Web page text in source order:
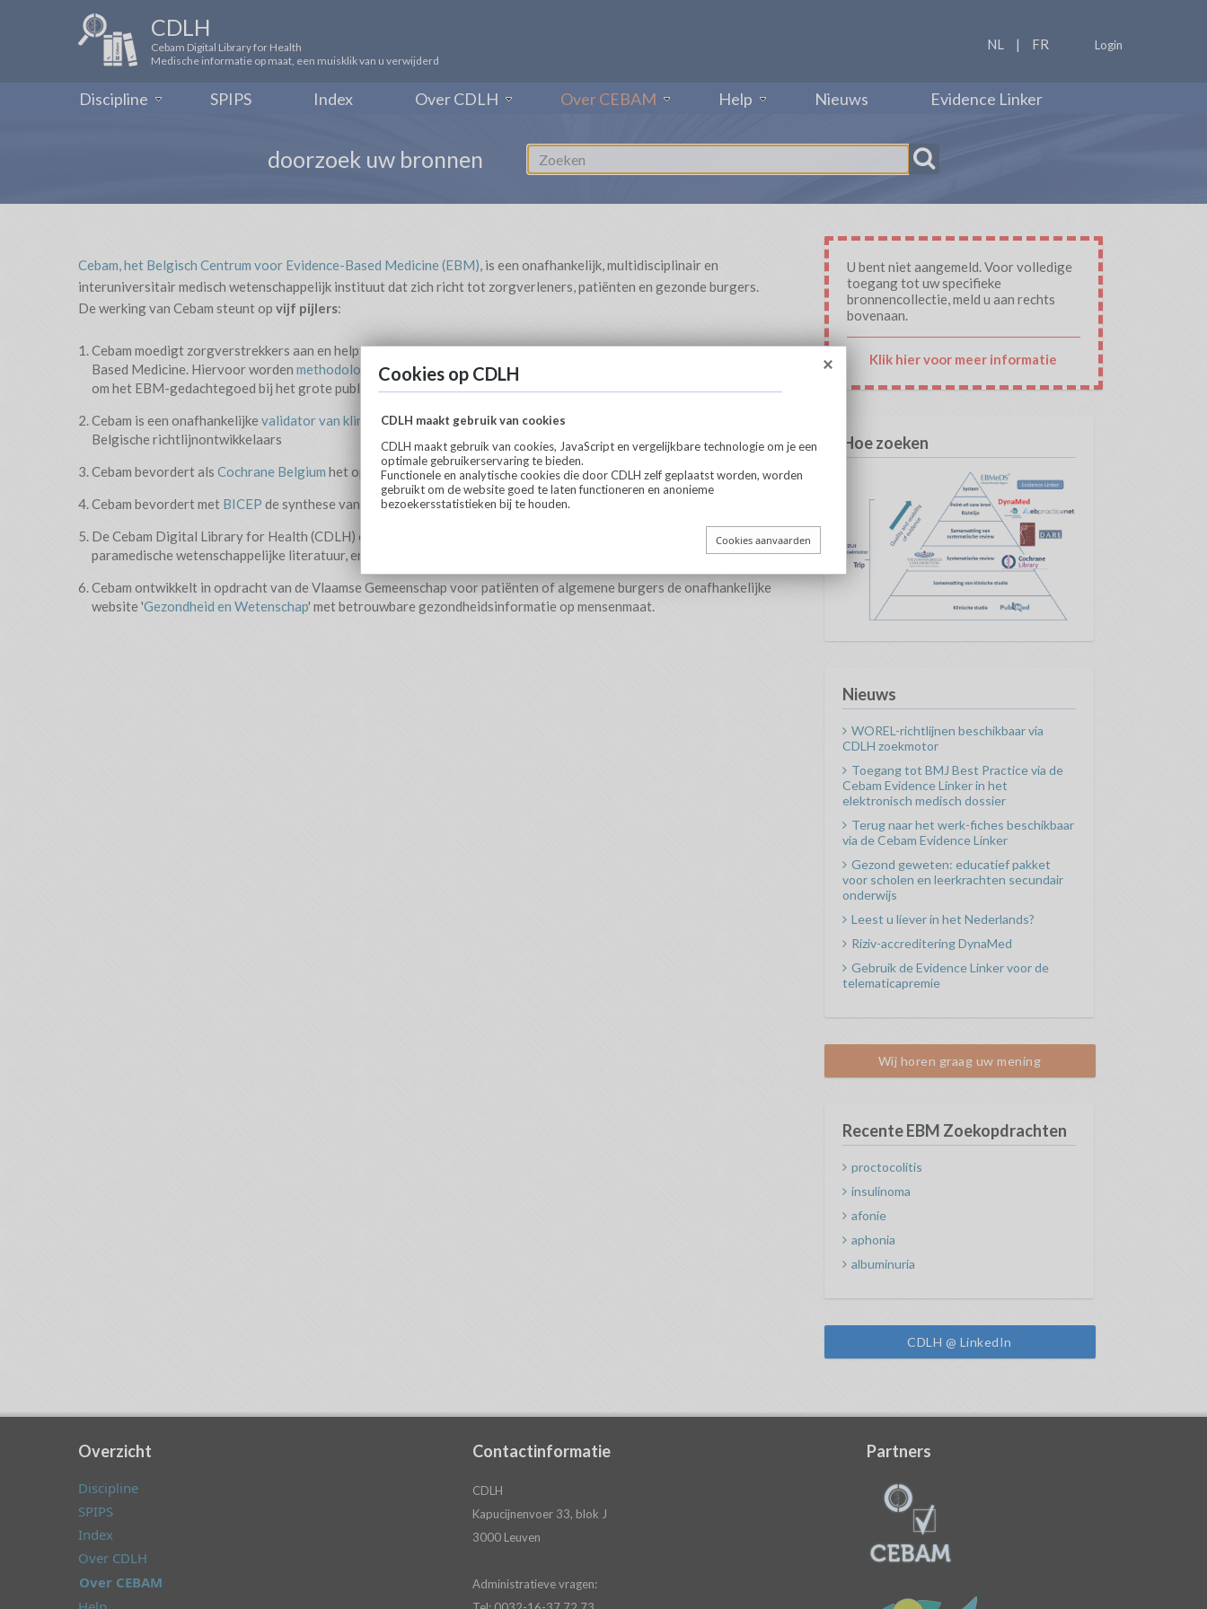
CDLH
Cebam Digital Library for Health
Medische informatie op maat, een muisklik van u verwijderd
Login
NL | FR
Discipline SPIPS Index Over CDLH Over CEBAM Help Nieuws Evidence Linker
doorzoek uw bronnen
Cebam, het Belgisch Centrum voor Evidence-Based Medicine (EBM) , is een onafhankelijk, multidisciplinair en
interuniversitair medisch wetenschappelijk instituut dat zich richt tot zorgverleners, patiënten en gezonde burgers.
De werking van Cebam steunt op vijf pijlers:
Cebam moedigt zorgverstrekkers aan en helpt hen om in hun dagelijkse praktijk gebruik te maken van Evidence-
Based Medicine. Hiervoor worden methodologische cursussengeorganiseerd. Het instituut streeft er tevens naar
om het EBM-gedachtegoed bij het grote publiek bekend te maken.
Cebam is een onafhankelijke validator van klinische praktijkrichtlijnenen geeft methodologische ondersteuning aan
Belgische richtlijnontwikkelaars
Cebam bevordert als Cochrane Belgium het opstellen, onderhouden en verspreiden van Systematische Reviews.
Cebam bevordert met BICEP de synthese van evidence als collaborating centre van het Joanna Briggs Institute.
De Cebam Digital Library for Health (CDLH) opent voor elke zorgverlener een venster op objectieve medische en
paramedische wetenschappelijke literatuur, en dit tegen een betaalbare prijs.
Cebam ontwikkelt in opdracht van de Vlaamse Gemeenschap voor patiënten of algemene burgers de onafhankelijke
website 'Gezondheid en Wetenschap' met betrouwbare gezondheidsinformatie op mensenmaat.
U bent niet aangemeld. Voor volledige
toegang tot uw specifieke
bronnencollectie, meld u aan rechts
bovenaan.
Klik hier voor meer informatie
Hoe zoeken
Nieuws
WOREL-richtlijnen beschikbaar via
CDLH zoekmotor
Toegang tot BMJ Best Practice via de
Cebam Evidence Linker in het
elektronisch medisch dossier
Terug naar het werk-fiches beschikbaar
via de Cebam Evidence Linker
Gezond geweten: educatief pakket
voor scholen en leerkrachten secundair
onderwijs
Leest u liever in het Nederlands?
Riziv-accreditering DynaMed
Gebruik de Evidence Linker voor de
telematicapremie
Wij horen graag uw mening
Recente EBM Zoekopdrachten
proctocolitis
insulinoma
afonie
aphonia
albuminuria
CDLH @ LinkedIn
Overzicht
Discipline
SPIPS
Index
Over CDLH
Over CEBAM
Contactinformatie
CDLH
Kapucijnenvoer 33, blok J
3000 Leuven
Administratieve vragen:
Partners
Cookies op CDLH